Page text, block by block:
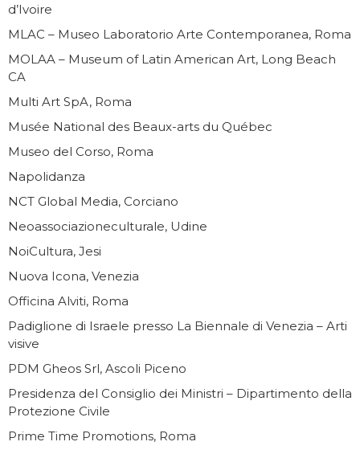
d’Ivoire
MLAC – Museo Laboratorio Arte Contemporanea, Roma
MOLAA – Museum of Latin American Art, Long Beach
CA
Multi Art SpA, Roma
Musée National des Beaux-arts du Québec
Museo del Corso, Roma
Napolidanza
NCT Global Media, Corciano
Neoassociazioneculturale, Udine
NoiCultura, Jesi
Nuova Icona, Venezia
Officina Alviti, Roma
Padiglione di Israele presso La Biennale di Venezia – Arti
visive
PDM Gheos Srl, Ascoli Piceno
Presidenza del Consiglio dei Ministri – Dipartimento della
Protezione Civile
Prime Time Promotions, Roma